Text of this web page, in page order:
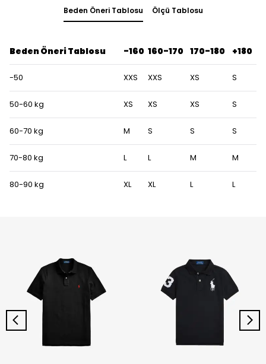
Beden Öneri Tablosu Ölçü Tablosu
Beden Öneri Tablosu -160 160-170 170-180 +180
-50 XXS XXS XS S
50-60 kg XS XS XS S
60-70 kg M S S S
70-80 kg L L M M
80-90 kg XL XL L L